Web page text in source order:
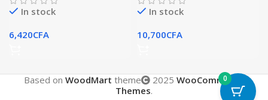
In stock
6,420CFA
In stock
10,700CFA
Based on WoodMart theme 2025 WooCommerce
Themes.
0